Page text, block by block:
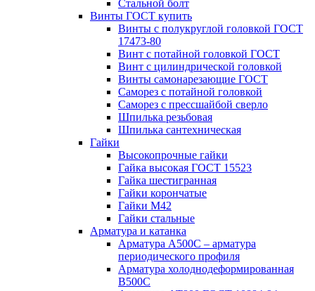
Стальной болт
Винты ГОСТ купить
Винты с полукруглой головкой ГОСТ
17473-80
Винт с потайной головкой ГОСТ
Винт с цилиндрической головкой
Винты самонарезающие ГОСТ
Саморез с потайной головкой
Саморез с прессшайбой сверло
Шпилька резьбовая
Шпилька сантехническая
Гайки
Высокопрочные гайки
Гайка высокая ГОСТ 15523
Гайка шестигранная
Гайки корончатые
Гайки М42
Гайки стальные
Арматура и катанка
Арматура А500С – арматура
периодического профиля
Арматура холоднодеформированная
В500С